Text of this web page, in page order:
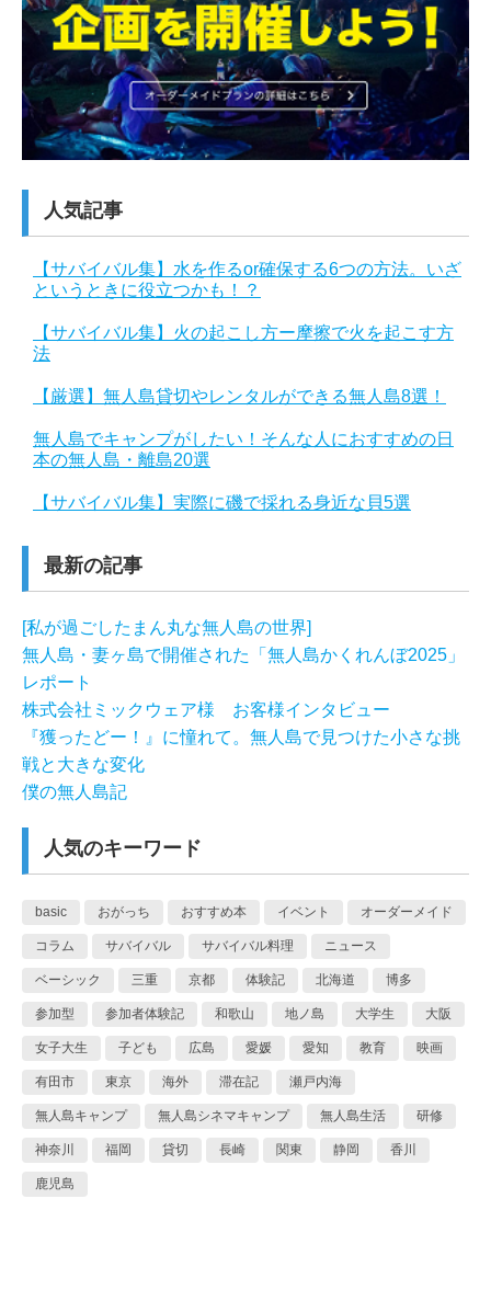
人気記事
【サバイバル集】水を作るor確保する6つの方法。いざ
というときに役立つかも！？
【サバイバル集】火の起こし方ー摩擦で火を起こす方
法
【厳選】無人島貸切やレンタルができる無人島8選！
無人島でキャンプがしたい！そんな人におすすめの日
本の無人島・離島20選
【サバイバル集】実際に磯で採れる身近な貝5選
最新の記事
[私が過ごしたまん丸な無人島の世界]
無人島・妻ヶ島で開催された「無人島かくれんぼ2025」
レポート
株式会社ミックウェア様 お客様インタビュー
『獲ったどー！』に憧れて。無人島で見つけた小さな挑
戦と大きな変化
僕の無人島記
人気のキーワード
basic おがっち おすすめ本 イベント オーダーメイド
コラム サバイバル サバイバル料理 ニュース
ベーシック 三重 京都 体験記 北海道 博多
参加型 参加者体験記 和歌山 地ノ島 大学生 大阪
女子大生 子ども 広島 愛媛 愛知 教育 映画
有田市 東京 海外 滞在記 瀬戸内海
無人島キャンプ 無人島シネマキャンプ 無人島生活 研修
神奈川 福岡 貸切 長崎 関東 静岡 香川
鹿児島